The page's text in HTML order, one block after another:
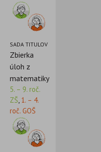
SADA TITULOV
Zbierka
úloh z
matematiky
5. – 9. roč.
ZŠ, 1. – 4.
roč. GOŠ